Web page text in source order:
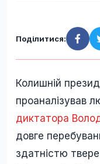
Поділитися:
Колишній
проаналізував
диктатора
довге
здатністю